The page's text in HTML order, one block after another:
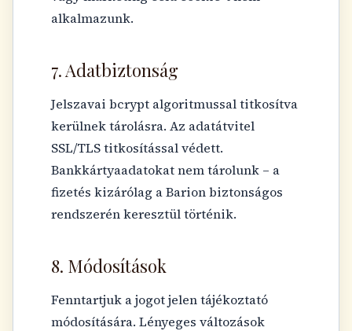
alkalmazunk.
7. Adatbiztonság
Jelszavai bcrypt algoritmussal titkosítva
kerülnek tárolásra. Az adatátvitel
SSL/TLS titkosítással védett.
Bankkártyaadatokat nem tárolunk – a
fizetés kizárólag a Barion biztonságos
rendszerén keresztül történik.
8. Módosítások
Fenntartjuk a jogot jelen tájékoztató
módosítására. Lényeges változások